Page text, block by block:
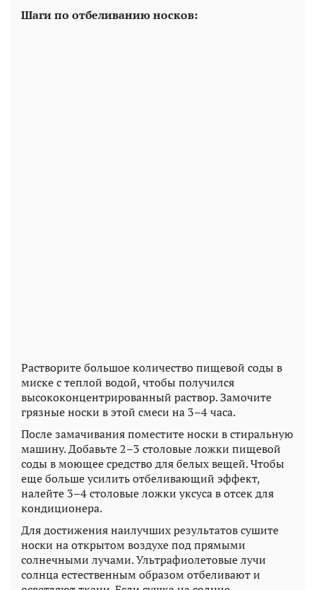
Шаги по отбеливанию носков:
Растворите большое количество пищевой соды в
миске с теплой водой, чтобы получился
высококонцентрированный раствор. Замочите
грязные носки в этой смеси на 3–4 часа.
После замачивания поместите носки в стиральную
машину. Добавьте 2–3 столовые ложки пищевой
соды в моющее средство для белых вещей. Чтобы
еще больше усилить отбеливающий эффект,
налейте 3–4 столовые ложки уксуса в отсек для
кондиционера.
Для достижения наилучших результатов сушите
носки на открытом воздухе под прямыми
солнечными лучами. Ультрафиолетовые лучи
солнца естественным образом отбеливают и